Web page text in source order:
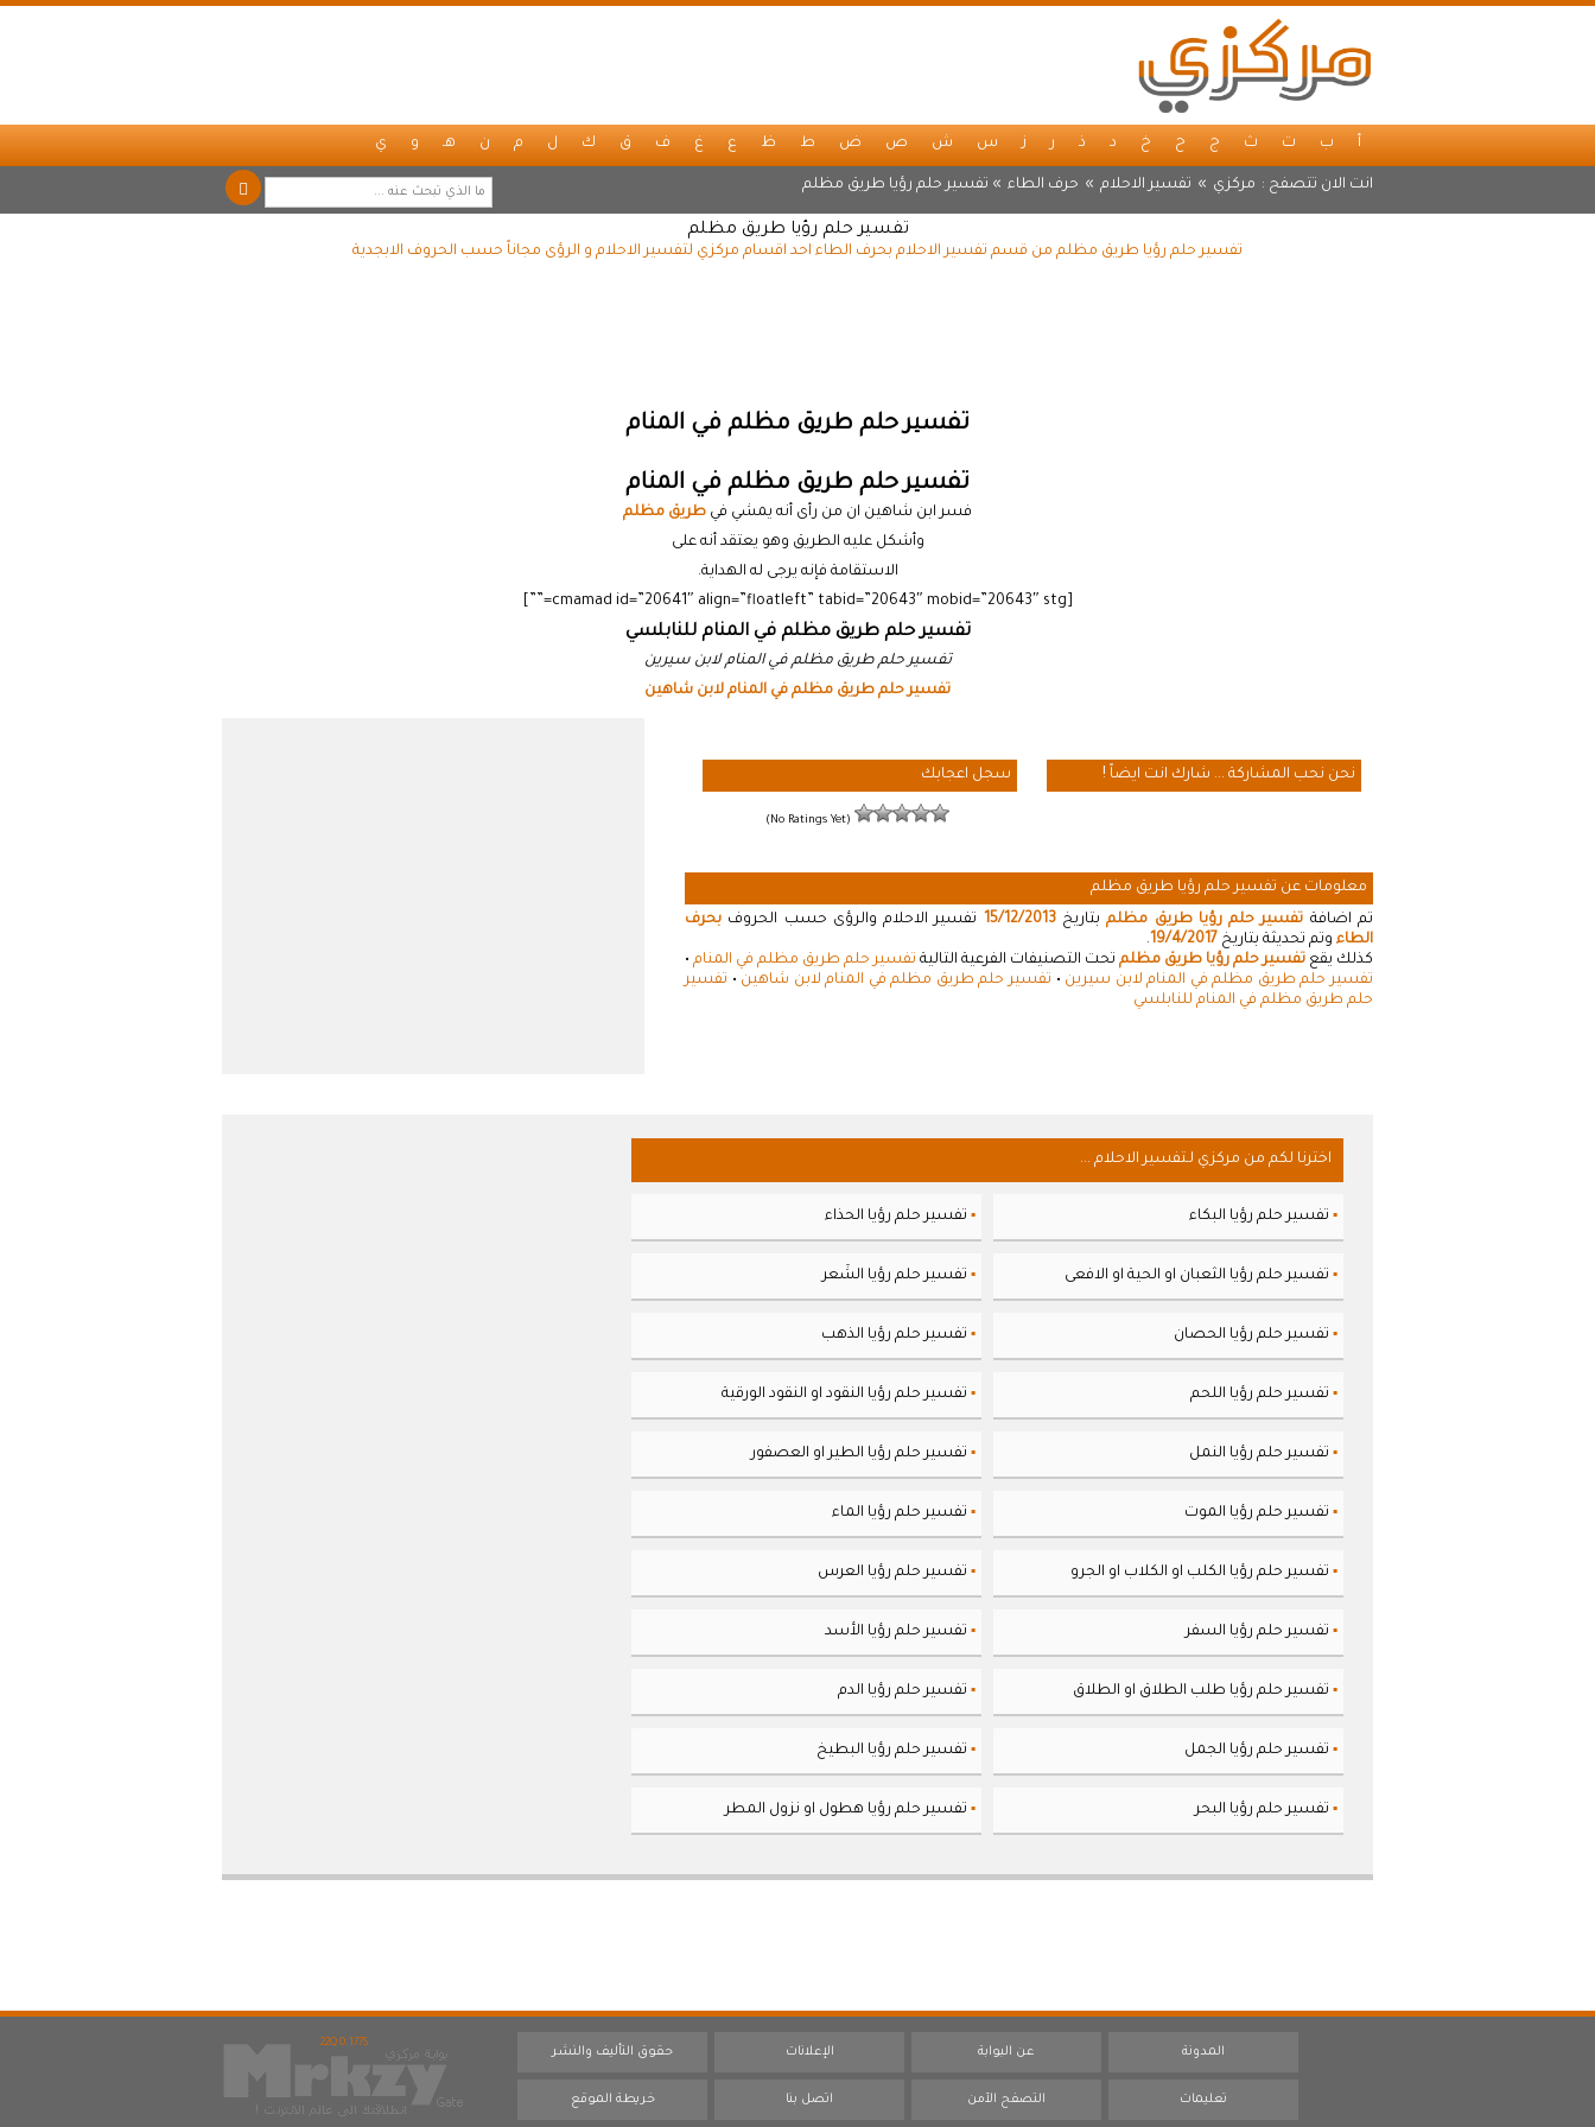
أ ب ت ث ج ح خ د ذ ر ز س ش ص ض ط ظ ع غ ف ق ك ل م ن هـ و ي
انت الان تتصفح : مركزي » تفسير الاحلام » حرف الطاء » تفسير حلم رؤيا طريق مظلم
تفسير حلم رؤيا طريق مظلم
تفسير حلم رؤيا طريق مظلم من قسم تفسير الاحلام بحرف الطاء احد اقسام مركزي لتفسير الاحلام و الرؤى مجاناً حسب الحروف الابجدية
تفسير حلم طريق مظلم في المنام
تفسير حلم طريق مظلم في المنام
فسر ابن شاهين ان من رأى أنه يمشي في طريق مظلم
وأشكل عليه الطريق وهو يعتقد أنه على
الاستقامة فإنه يرجى له الهداية.
[cmamad id=”20641″ align=”floatleft” tabid=”20643″ mobid=”20643″ stg=””]
تفسير حلم طريق مظلم في المنام للنابلسي
تفسير حلم طريق مظلم في المنام لابن سيرين
تفسير حلم طريق مظلم في المنام لابن شاهين
نحن نحب المشاركة ... شارك انت ايضاً ! سجل اعجابك
(No Ratings Yet)
معلومات عن تفسير حلم رؤيا طريق مظلم
تم اضافة تفسير حلم رؤيا طريق مظلمبتاريخ15/12/2013 تفسير الاحلام والرؤى حسب الحروف بحرف
الطاء وتم تحديثة بتاريخ 19/4/2017
.
كذلك يقع تفسير حلم رؤيا طريق مظلم تحت التصنيفات الفرعية التالية تفسير حلم طريق مظلم في المنام •
تفسير حلم طريق مظلم في المنام لابن سيرين • تفسير حلم طريق مظلم في المنام لابن شاهين • تفسير
حلم طريق مظلم في المنام للنابلسي
اخترنا لكم من مركزي لـتفسير الاحلام ...
▪ تفسير حلم رؤيا البكاء ▪ تفسير حلم رؤيا الحذاء
▪ تفسير حلم رؤيا الثعبان او الحية او الافعى ▪ تفسير حلم رؤيا الشَعر
▪ تفسير حلم رؤيا الحصان ▪ تفسير حلم رؤيا الذهب
▪ تفسير حلم رؤيا اللحم ▪ تفسير حلم رؤيا النقود او النقود الورقية
▪ تفسير حلم رؤيا النمل ▪ تفسير حلم رؤيا الطير او العصفور
▪ تفسير حلم رؤيا الموت ▪ تفسير حلم رؤيا الماء
▪ تفسير حلم رؤيا الكلب او الكلاب او الجرو ▪ تفسير حلم رؤيا العرس
▪ تفسير حلم رؤيا السفر ▪ تفسير حلم رؤيا الأسد
▪ تفسير حلم رؤيا طلب الطلاق او الطلاق ▪ تفسير حلم رؤيا الدم
▪ تفسير حلم رؤيا الجمل ▪ تفسير حلم رؤيا البطيخ
▪ تفسير حلم رؤيا البحر ▪ تفسير حلم رؤيا هطول او نزول المطر
22Q 0.177S
المدونة عن البوابة الإعلانات حقوق التأليف والنشر
تعليمات التصفح الآمن اتصل بنا خريطة الموقع